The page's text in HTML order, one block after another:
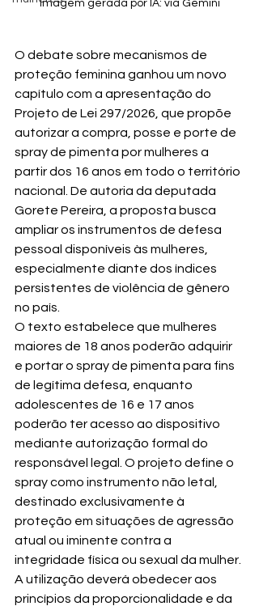
Imagem gerada por IA: via Gemini
O debate sobre mecanismos de
proteção feminina ganhou um novo
capítulo com a apresentação do
Projeto de Lei 297/2026, que propõe
autorizar a compra, posse e porte de
spray de pimenta por mulheres a
partir dos 16 anos em todo o território
nacional. De autoria da deputada
Gorete Pereira, a proposta busca
ampliar os instrumentos de defesa
pessoal disponíveis às mulheres,
especialmente diante dos índices
persistentes de violência de gênero
no país.
O texto estabelece que mulheres
maiores de 18 anos poderão adquirir
e portar o spray de pimenta para fins
de legítima defesa, enquanto
adolescentes de 16 e 17 anos
poderão ter acesso ao dispositivo
mediante autorização formal do
responsável legal. O projeto define o
spray como instrumento não letal,
destinado exclusivamente à
proteção em situações de agressão
atual ou iminente contra a
integridade física ou sexual da mulher.
A utilização deverá obedecer aos
princípios da proporcionalidade e da